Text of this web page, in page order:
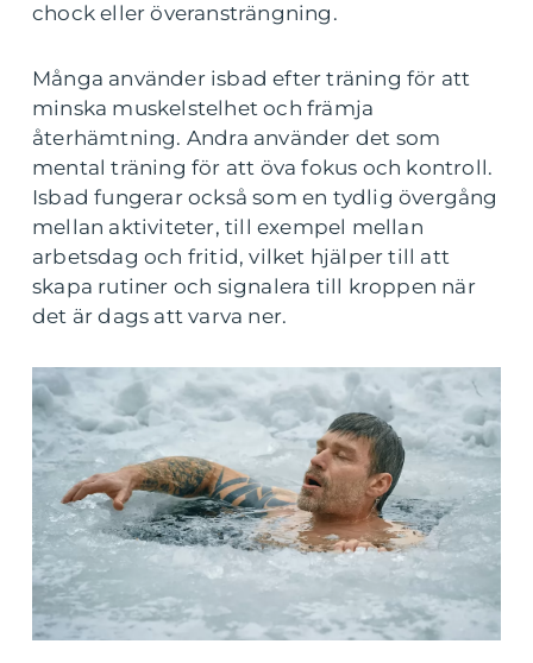
chock eller överansträngning.
Många använder isbad efter träning för att
minska muskelstelhet och främja
återhämtning. Andra använder det som
mental träning för att öva fokus och kontroll.
Isbad fungerar också som en tydlig övergång
mellan aktiviteter, till exempel mellan
arbetsdag och fritid, vilket hjälper till att
skapa rutiner och signalera till kroppen när
det är dags att varva ner.